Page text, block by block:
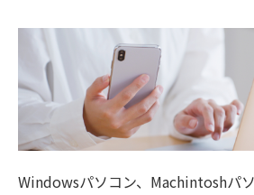
Windowsパソコン、Machintoshパ